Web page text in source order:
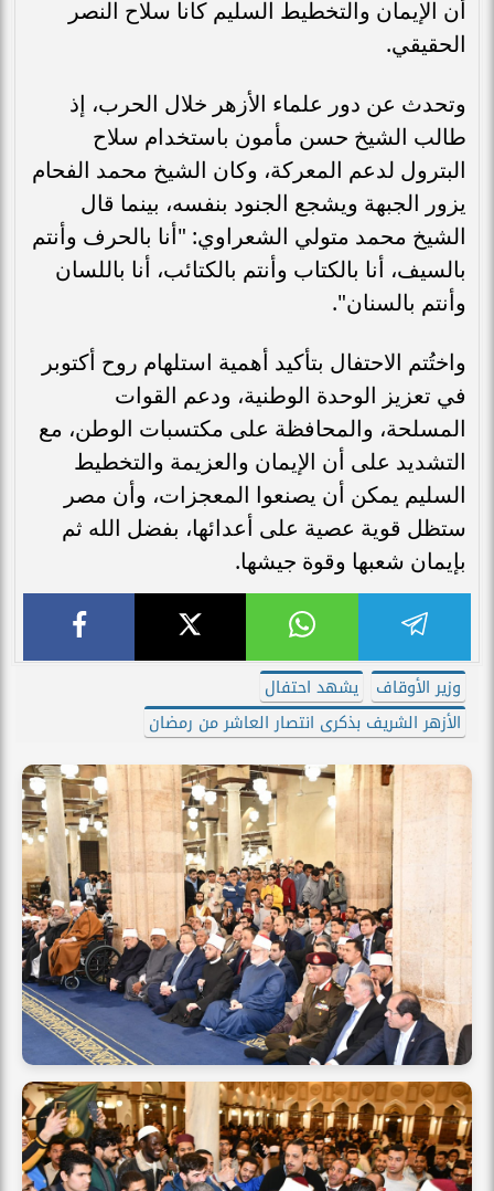
أن الإيمان والتخطيط السليم كانا سلاح النصر
الحقيقي.
وتحدث عن دور علماء الأزهر خلال الحرب، إذ
طالب الشيخ حسن مأمون باستخدام سلاح
البترول لدعم المعركة، وكان الشيخ محمد الفحام
يزور الجبهة ويشجع الجنود بنفسه، بينما قال
الشيخ محمد متولي الشعراوي: "أنا بالحرف وأنتم
بالسيف، أنا بالكتاب وأنتم بالكتائب، أنا باللسان
وأنتم بالسنان".
واختُتم الاحتفال بتأكيد أهمية استلهام روح أكتوبر
في تعزيز الوحدة الوطنية، ودعم القوات
المسلحة، والمحافظة على مكتسبات الوطن، مع
التشديد على أن الإيمان والعزيمة والتخطيط
السليم يمكن أن يصنعوا المعجزات، وأن مصر
ستظل قوية عصية على أعدائها، بفضل الله ثم
بإيمان شعبها وقوة جيشها.
وزير الأوقاف
يشهد احتفال
الأزهر الشريف بذكرى انتصار العاشر من رمضان